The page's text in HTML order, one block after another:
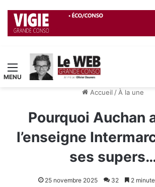
Menu
Accueil / À la une
Pourquoi Auchan
l’enseigne
ses
25 novembre 2025 32 2